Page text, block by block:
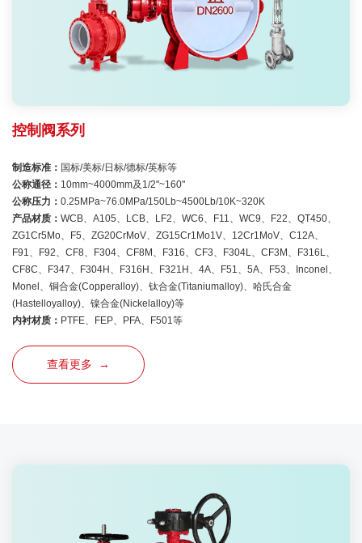
控制阀系列
制造标准： 国标/美标/日标/德标/英标等
公称通径： 10mm~4000mm及1/2"~160"
公称压力： 0.25MPa~76.0MPa/150Lb~4500Lb/10K~320K
产品材质： WCB、A105、LCB、LF2、WC6、F11、WC9、F22、QT450、
ZG1Cr5Mo、F5、ZG20CrMoV、ZG15Cr1Mo1V、12Cr1MoV、C12A、
F91、F92、CF8、F304、CF8M、F316、CF3、F304L、CF3M、F316L、
CF8C、F347、F304H、F316H、F321H、4A、F51、5A、F53、Inconel、
Monel、铜合金(Copperalloy)、钛合金(Titaniumalloy)、哈氏合金
(Hastelloyalloy)、镍合金(Nickelalloy)等
内衬材质： PTFE、FEP、PFA、F501等
查看更多 →